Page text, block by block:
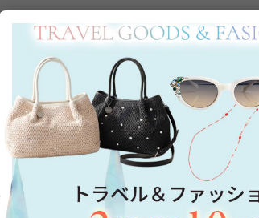
Category
アイテムカテゴリー